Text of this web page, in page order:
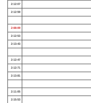
2:12:07
2:12:59
2:08:09
2:12:53
2:13:43
2:12:47
2:12:71
2:13:81
2:11:05
2:15:53